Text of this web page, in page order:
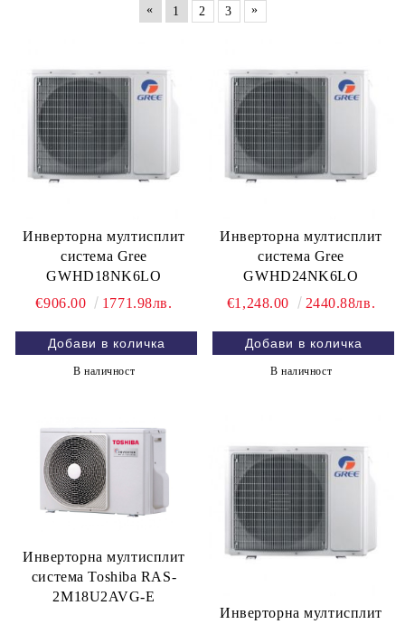
« 1 2 3 »
Инверторна мултисплит
система Gree
GWHD18NK6LO
€906.00
1771.98лв.
В наличност
Инверторна мултисплит
система Gree
GWHD24NK6LO
€1,248.00
2440.88лв.
В наличност
Инверторна мултисплит
система Toshiba RAS-
2M18U2AVG-E
Инверторна мултисплит